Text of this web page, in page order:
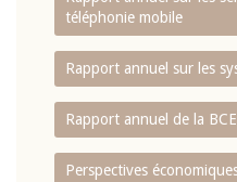
téléphonie mobile
Rapport annuel sur les
Rapport annuel de la
Perspectives